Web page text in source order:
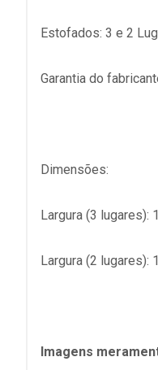
Estofados: 3 e 2
Garantia do
Dimensões:
Largura (3 lugares):
Largura (2 lugares):
Imagens